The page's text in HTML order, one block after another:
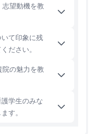
望動機を教
て印象に残
ださい。
の魅力を教
学生のみな
す。